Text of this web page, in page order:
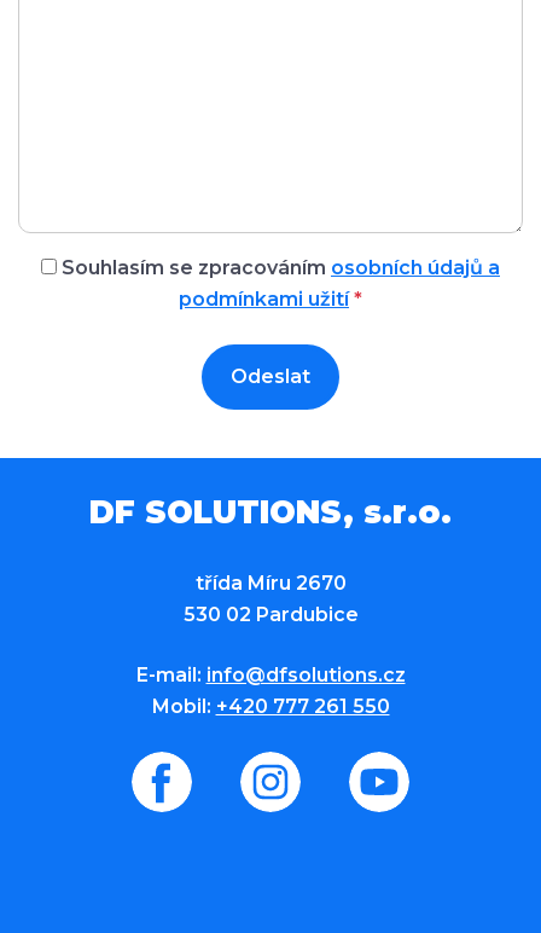
Souhlasím se zpracováním osobních údajů a
podmínkami užití *
Odeslat
DF SOLUTIONS, s.r.o.
třída Míru 2670
530 02 Pardubice
E-mail: info@dfsolutions.cz
Mobil: +420 777 261 550